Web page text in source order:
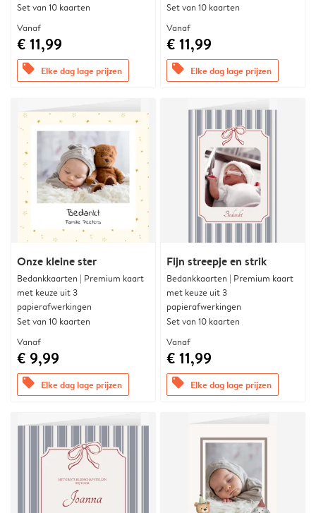
Set van 10 kaarten
Vanaf
€ 11,99
offers Elke dag lage prijzen
Set van 10 kaarten
Vanaf
€ 11,99
offers Elke dag lage prijzen
Onze kleine ster
Bedankkaarten | Premium kaart
met keuze uit 3
papierafwerkingen
Set van 10 kaarten
Vanaf
€ 9,99
offers Elke dag lage prijzen
Fijn streepje en strik
Bedankkaarten | Premium kaart
met keuze uit 3
papierafwerkingen
Set van 10 kaarten
Vanaf
€ 11,99
offers Elke dag lage prijzen